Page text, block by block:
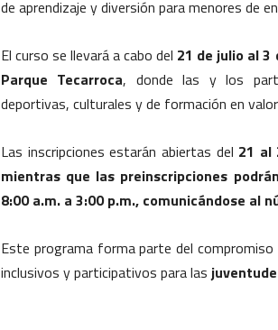
de aprendizaje y diversión para menores de
El curso se llevará a cabo del 21 de julio al 3
Parque Tecarroca, donde las y los
deportivas, culturales y de formación en
Las inscripciones estarán abiertas del 21 al
mientras que las preinscripciones
8:00 a.m. a 3:00 p.m., comunicándose al
Este programa forma parte del compromiso
inclusivos y participativos para las